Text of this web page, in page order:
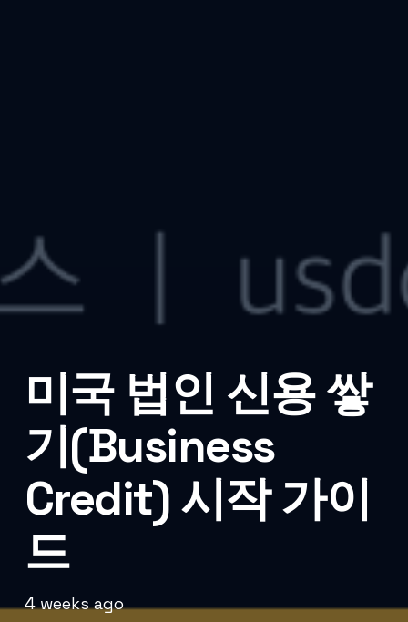
미국 법인 신용 쌓
기(Business
Credit) 시작 가이
드
4 weeks ago